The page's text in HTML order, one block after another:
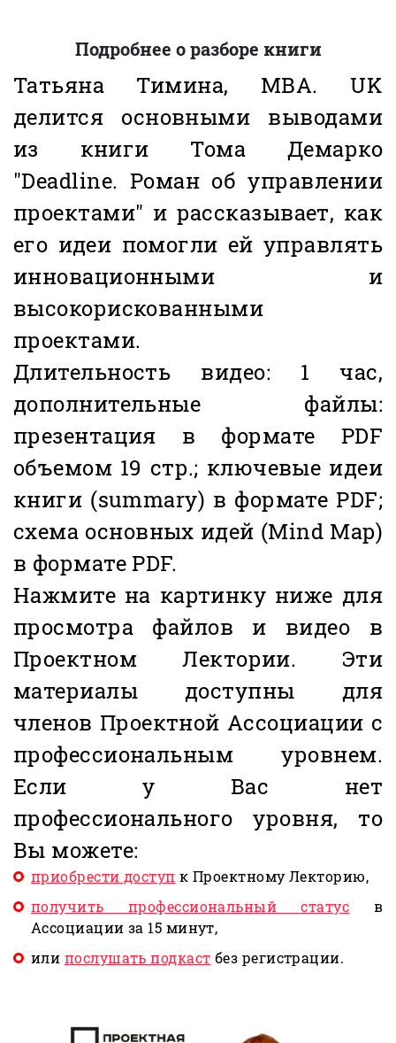
Подробнее о разборе книги
Татьяна Тимина, MBA. UK
делится основными выводами
из книги Тома Демарко
"Deadline. Роман об управлении
проектами" и рассказывает, как
его идеи помогли ей управлять
инновационными и
высокорискованными
проектами.
Длительность видео: 1 час,
дополнительные файлы:
презентация в формате PDF
объемом 19 стр.; ключевые идеи
книги (summary) в формате PDF;
схема основных идей (Mind Map)
в формате PDF.
Нажмите на картинку ниже для
просмотра файлов и видео в
Проектном Лектории. Эти
материалы доступны для
членов Проектной Ассоциации с
профессиональным уровнем.
Если у Вас нет
профессионального уровня, то
Вы можете:
приобрести доступ к Проектному Лекторию,
получить профессиональный статус в
Ассоциации за 15 минут,
или послушать подкаст без регистрации.